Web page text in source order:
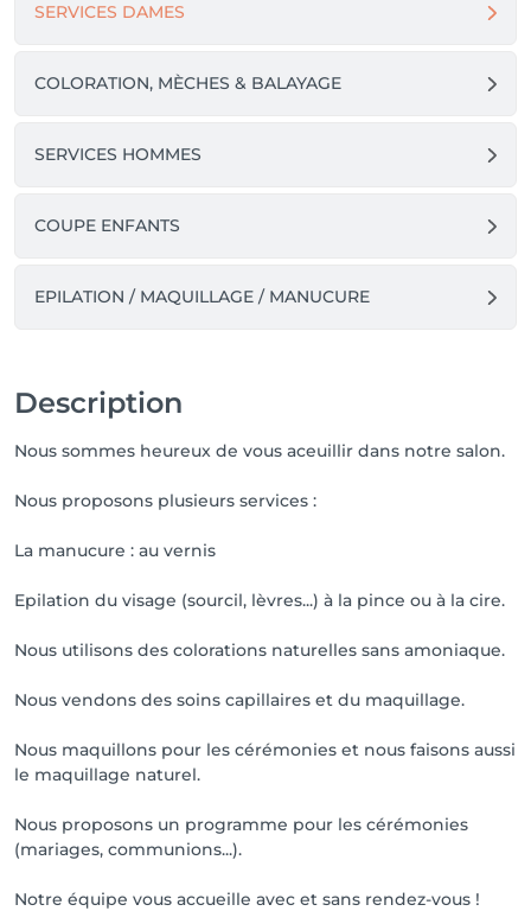
SERVICES DAMES
COLORATION, MÈCHES & BALAYAGE
SERVICES HOMMES
COUPE ENFANTS
EPILATION / MAQUILLAGE / MANUCURE
Description
Nous sommes heureux de vous aceuillir dans notre salon.
Nous proposons plusieurs services :
La manucure : au vernis
Epilation du visage (sourcil, lèvres...) à la pince ou à la cire.
Nous utilisons des colorations naturelles sans amoniaque.
Nous vendons des soins capillaires et du maquillage.
Nous maquillons pour les cérémonies et nous faisons aussi
le maquillage naturel.
Nous proposons un programme pour les cérémonies
(mariages, communions...).
Notre équipe vous accueille avec et sans rendez-vous !